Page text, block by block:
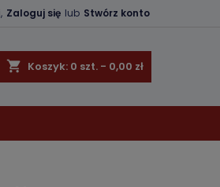
Zaloguj się lub Stwórz konto
shopping_cart Koszyk: 0 szt. - 0,00 zł